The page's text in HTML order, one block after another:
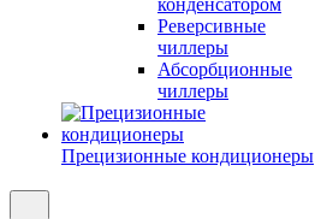
конденсатором
Реверсивные
чиллеры
Абсорбционные
чиллеры
Прецизионные кондиционеры